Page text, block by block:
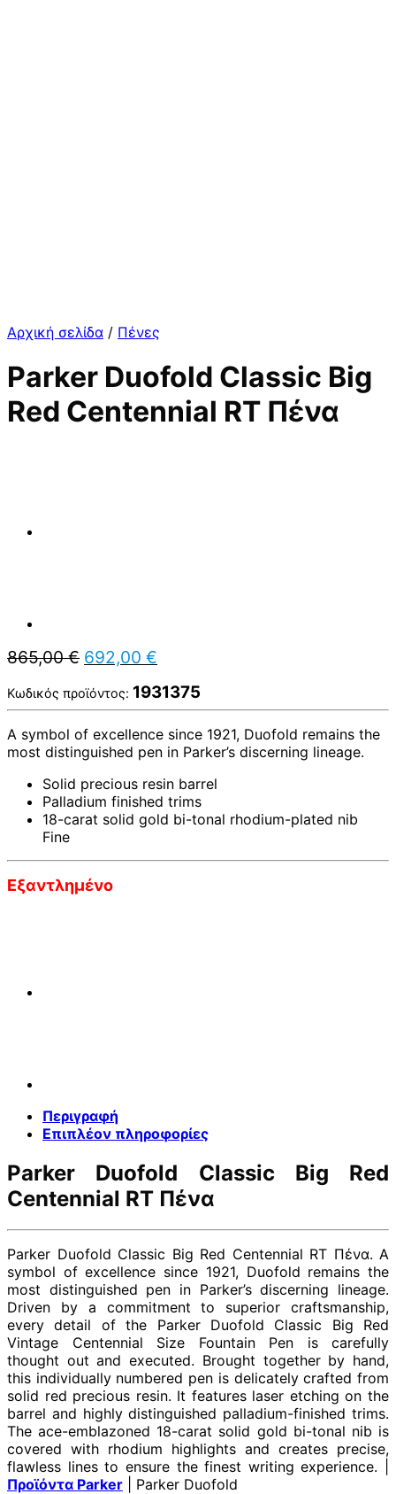
Αρχική σελίδα / Πένες
Parker Duofold Classic Big
Red Centennial RT Πένα
865,00€ Original
was:
865,00 €.
692,00 €
τιμή
είναι:
692,00 €.
Κωδικός προϊόντος: 1931375
A symbol of excellence since 1921, Duofold remains the
most distinguished pen in Parker’s discerning lineage.
Solid precious resin barrel
Palladium finished trims
18-carat solid gold bi-tonal rhodium-plated nib
Fine
Εξαντλημένο
Περιγραφή
Επιπλέον πληροφορίες
Parker Duofold Classic Big Red
Centennial RT Πένα
Parker Duofold Classic Big Red Centennial RT Πένα. A
symbol of excellence since 1921, Duofold remains the
most distinguished pen in Parker’s discerning lineage.
Driven by a commitment to superior craftsmanship,
every detail of the Parker Duofold Classic Big Red
Vintage Centennial Size Fountain Pen is carefully
thought out and executed. Brought together by hand,
this individually numbered pen is delicately crafted from
solid red precious resin. It features laser etching on the
barrel and highly distinguished palladium-finished trims.
The ace-emblazoned 18-carat solid gold bi-tonal nib is
covered with rhodium highlights and creates precise,
flawless lines to ensure the finest writing experience. |
Προϊόντα Parker | Parker Duofold